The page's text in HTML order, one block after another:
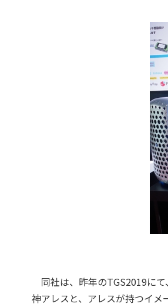
同社は、昨年のTGS2019にて
神アレスと、アレスが持つイメ